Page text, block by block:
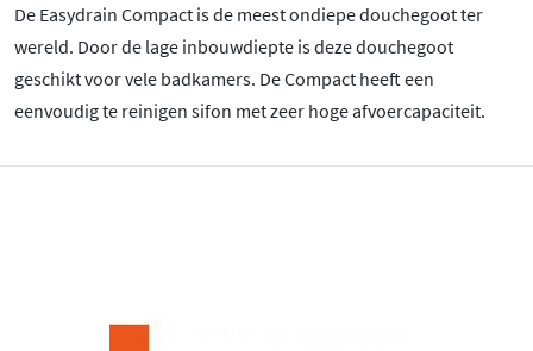
De Easydrain Compact is de meest ondiepe douchegoot ter
wereld. Door de lage inbouwdiepte is deze douchegoot
geschikt voor vele badkamers. De Compact heeft een
eenvoudig te reinigen sifon met zeer hoge afvoercapaciteit.